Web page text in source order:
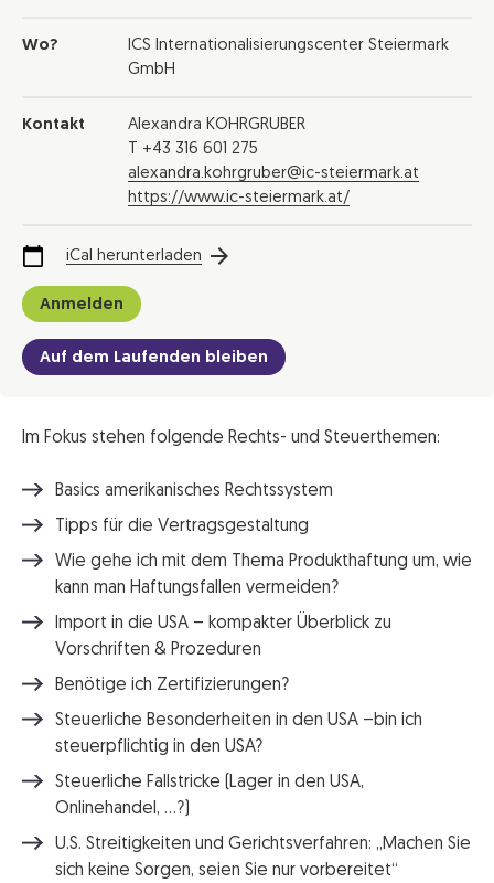
Wo?
ICS Internationalisierungscenter Steiermark
GmbH
Kontakt
Alexandra KOHRGRUBER
T +43 316 601 275
alexandra.kohrgruber@ic-steiermark.at
https://www.ic-steiermark.at/
iCal herunterladen
Anmelden
Auf dem Laufenden bleiben
Im Fokus stehen folgende Rechts- und Steuerthemen:
Basics amerikanisches Rechtssystem
Tipps für die Vertragsgestaltung
Wie gehe ich mit dem Thema Produkthaftung um, wie
kann man Haftungsfallen vermeiden?
Import in die USA – kompakter Überblick zu
Vorschriften & Prozeduren
Benötige ich Zertifizierungen?
Steuerliche Besonderheiten in den USA –bin ich
steuerpflichtig in den USA?
Steuerliche Fallstricke (Lager in den USA,
Onlinehandel, …?)
U.S. Streitigkeiten und Gerichtsverfahren: „Machen Sie
sich keine Sorgen, seien Sie nur vorbereitet“